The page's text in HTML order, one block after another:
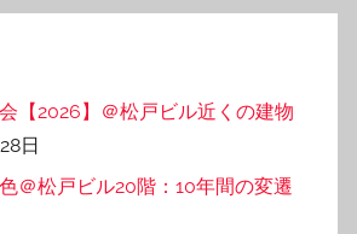
【2026】＠松戸ビル近くの建物
日
＠松戸ビル20階：10年間の変遷